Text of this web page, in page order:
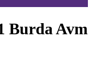
Burda Avm